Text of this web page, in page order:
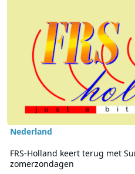
Nederland
FRS-Holland keert terug met
zomerzondagen